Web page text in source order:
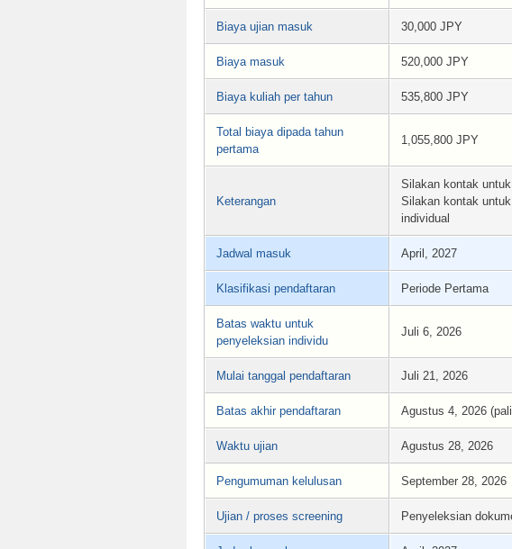
Biaya ujian masuk 30,000 JPY
Biaya masuk 520,000 JPY
Biaya kuliah per tahun 535,800 JPY
Total biaya dipada tahun
pertama
1,055,800 JPY
Keterangan
Silakan kontak
Silakan kontak
individual
Jadwal masuk April, 2027
Klasifikasi pendaftaran Periode Pertama
Batas waktu untuk
penyeleksian individu
Juli 6, 2026
Mulai tanggal pendaftaran Juli 21, 2026
Batas akhir pendaftaran Agustus 4, 2026
Waktu ujian Agustus 28, 2026
Pengumuman kelulusan September 28, 2026
Ujian / proses screening Penyeleksian